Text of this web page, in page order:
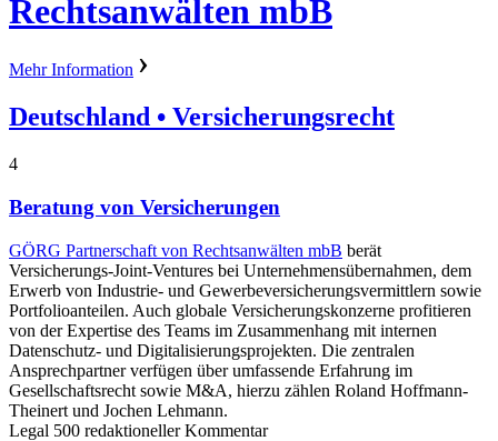
Rechtsanwälten mbB
Mehr Information
Deutschland • Versicherungsrecht
4
Beratung von Versicherungen
GÖRG Partnerschaft von Rechtsanwälten mbB berät
Versicherungs-Joint-Ventures bei Unternehmensübernahmen, dem
Erwerb von Industrie- und Gewerbeversicherungsvermittlern sowie
Portfolioanteilen. Auch globale Versicherungskonzerne profitieren
von der Expertise des Teams im Zusammenhang mit internen
Datenschutz- und Digitalisierungsprojekten. Die zentralen
Ansprechpartner verfügen über umfassende Erfahrung im
Gesellschaftsrecht sowie M&A, hierzu zählen Roland Hoffmann-
Theinert und Jochen Lehmann.
Legal 500 redaktioneller Kommentar